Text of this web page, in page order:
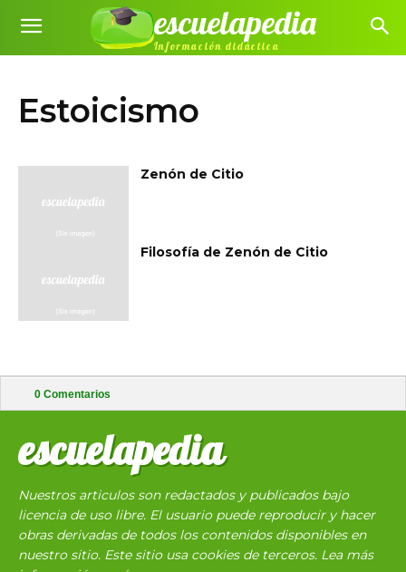
escuelapedia
Información didáctica
Estoicismo
Zenón de Citio
Filosofía de Zenón de Citio
0 Comentarios
escuelapedia
Nuestros articulos son redactados y publicados bajo
licencia de uso libre. El usuario puede reproducir y hacer
obras derivadas de todos los contenidos disponibles en
nuestro sitio. Este sitio usa cookies de terceros. Lea más